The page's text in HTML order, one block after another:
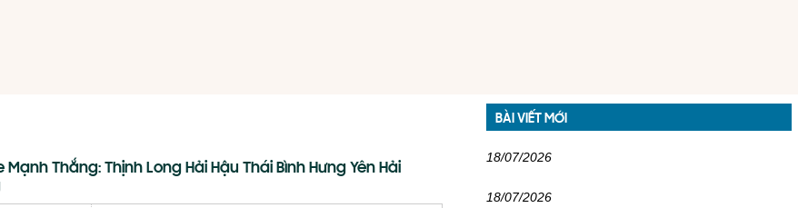
Mạnh Thắng: Thịnh Long Hải Hậu Thái Bình Hưng Yên Hải
BÀI VIẾT MỚI
18/07/2026
18/07/2026